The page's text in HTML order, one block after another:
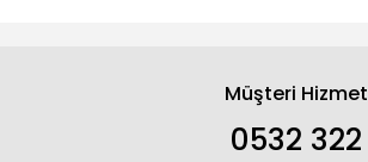
Müşteri
0532 322